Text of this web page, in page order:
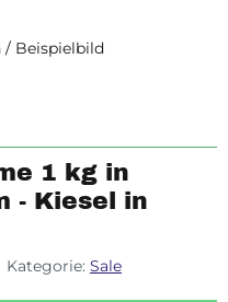
Beispielbild
1 kg in
- Kiesel in
Kategorie: Sale